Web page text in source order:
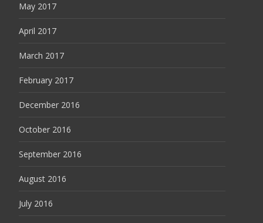
May 2017
April 2017
March 2017
February 2017
December 2016
October 2016
September 2016
August 2016
July 2016